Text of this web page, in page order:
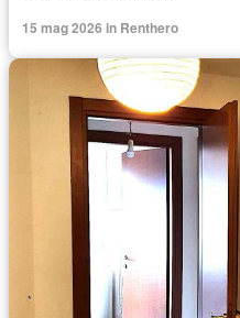
15 mag 2026 in Renthero